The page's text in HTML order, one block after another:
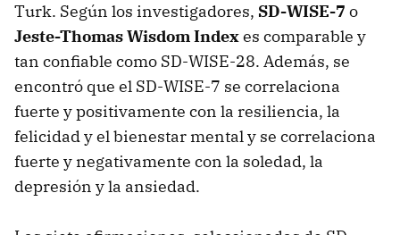
Turk. Según los investigadores, SD-WISE-7 o
Jeste-Thomas Wisdom Indexes comparable y
tan confiable como SD-WISE-28. Además, se
encontró que el SD-WISE-7 se correlaciona
fuerte y positivamente con la resiliencia, la
felicidad y el bienestar mental y se correlaciona
fuerte y negativamente con la soledad, la
depresión y la ansiedad.